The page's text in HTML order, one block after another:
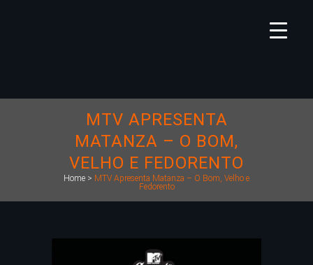
MTV APRESENTA
MATANZA – O BOM,
VELHO E FEDORENTO
Home > MTV Apresenta Matanza – O Bom, Velho e
Fedorento